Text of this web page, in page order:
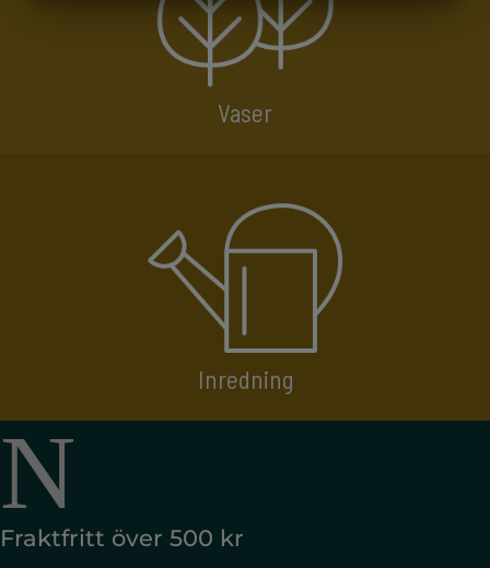
Vaser
Inredning
N
Fraktfritt över 500 kr
MARKNADSFÖRING STATISTIK